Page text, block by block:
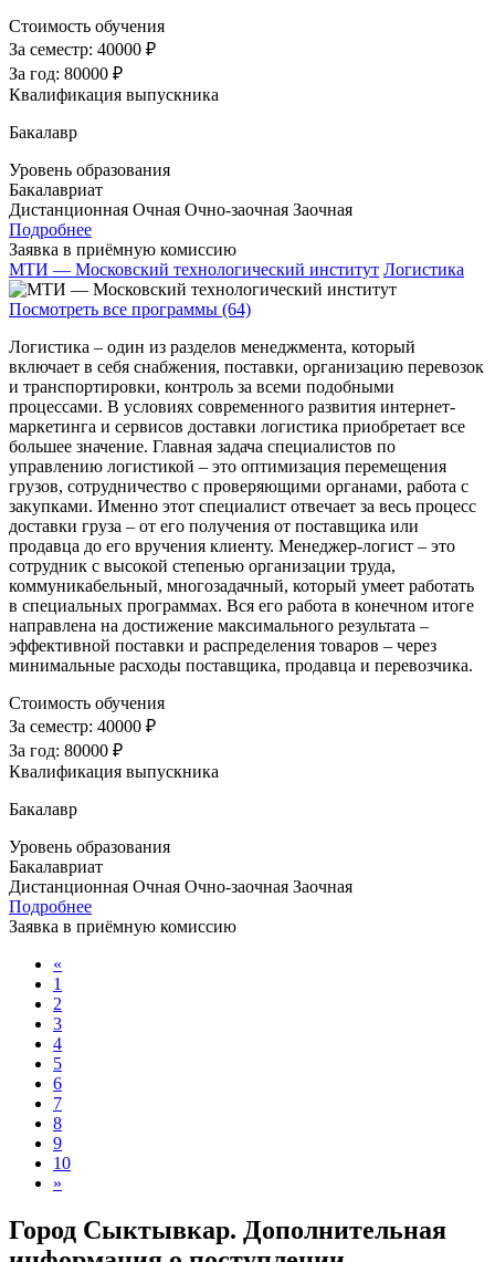
Стоимость обучения
За семестр: 40000 ₽
За год: 80000 ₽
Квалификация выпускника
Бакалавр
Уровень образования
Бакалавриат
Дистанционная Очная Очно-заочная Заочная
Подробнее
Заявка в приёмную комиссию
МТИ — Московский технологический институт Логистика
Посмотреть все программы (64)
Логистика – один из разделов менеджмента, который
включает в себя снабжения, поставки, организацию перевозок
и транспортировки, контроль за всеми подобными
процессами. В условиях современного развития интернет-
маркетинга и сервисов доставки логистика приобретает все
большее значение. Главная задача специалистов по
управлению логистикой – это оптимизация перемещения
грузов, сотрудничество с проверяющими органами, работа с
закупками. Именно этот специалист отвечает за весь процесс
доставки груза – от его получения от поставщика или
продавца до его вручения клиенту. Менеджер-логист – это
сотрудник с высокой степенью организации труда,
коммуникабельный, многозадачный, который умеет работать
в специальных программах. Вся его работа в конечном итоге
направлена на достижение максимального результата –
эффективной поставки и распределения товаров – через
минимальные расходы поставщика, продавца и перевозчика.
Стоимость обучения
За семестр: 40000 ₽
За год: 80000 ₽
Квалификация выпускника
Бакалавр
Уровень образования
Бакалавриат
Дистанционная Очная Очно-заочная Заочная
Подробнее
Заявка в приёмную комиссию
«
1
2
3
4
5
6
7
8
9
10
»
Город Сыктывкар. Дополнительная